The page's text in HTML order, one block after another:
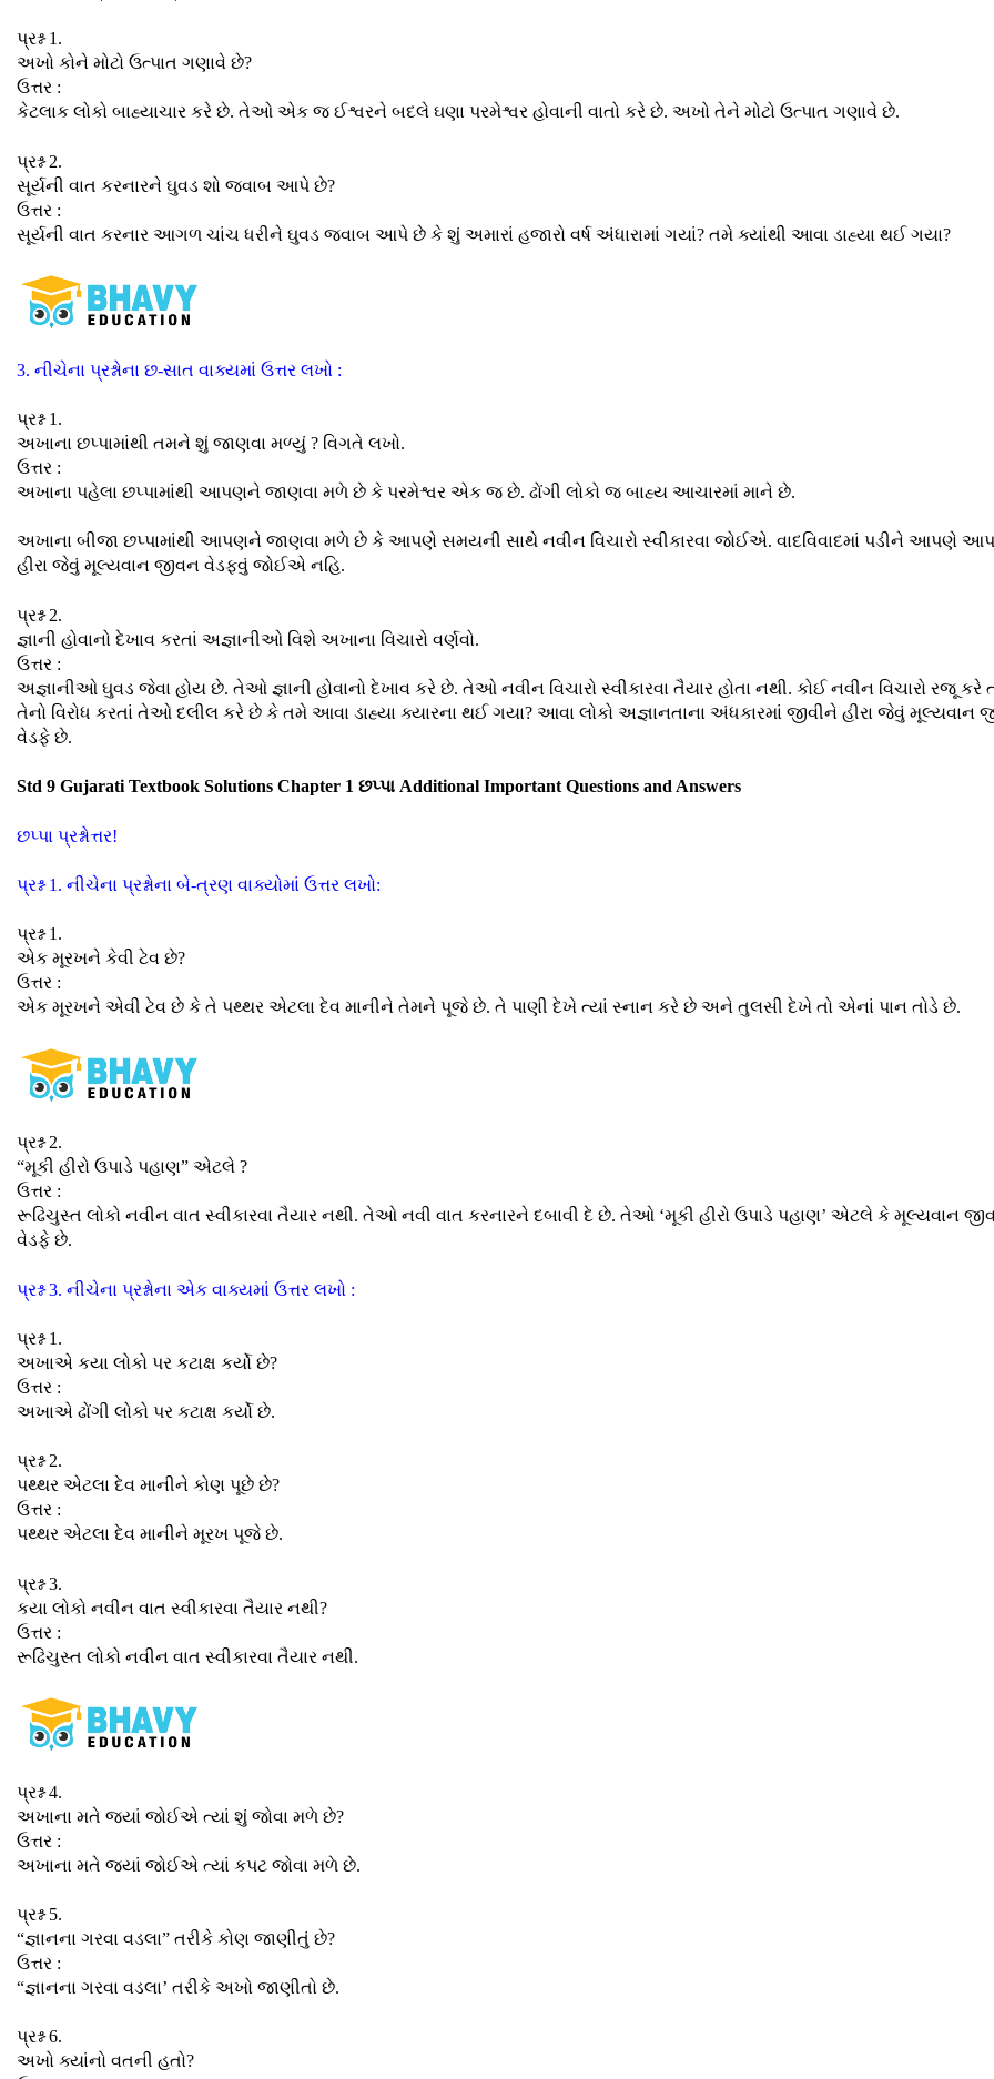
પ્રશ્ન 1.
અખો કોને મોટો ઉત્પાત ગણાવે છે?
ઉત્તર :
કેટલાક લોકો બાહ્યાચાર કરે છે. તેઓ એક જ ઈશ્વરને બદલે ઘણા પરમેશ્વર હોવાની વાતો કરે છે. અખો તેને મોટો ઉત્પાત ગણાવે છે.
પ્રશ્ન 2.
સૂર્યની વાત કરનારને ઘુવડ શો જવાબ આપે છે?
ઉત્તર :
સૂર્યની વાત કરનાર આગળ ચાંચ ધરીને ઘુવડ જવાબ આપે છે કે શું અમારાં હજારો વર્ષ અંધારામાં ગયાં? તમે ક્યાંથી આવા ડાહ્યા થઈ ગયા?
3. નીચેના પ્રશ્નોના છ-સાત વાક્યમાં ઉત્તર લખો :
પ્રશ્ન 1.
અખાના છપ્પામાંથી તમને શું જાણવા મળ્યું ? વિગતે લખો.
ઉત્તર :
અખાના પહેલા છપ્પામાંથી આપણને જાણવા મળે છે કે પરમેશ્વર એક જ છે. ઢોંગી લોકો જ બાહ્ય આચારમાં માને છે.
અખાના બીજા છપ્પામાંથી આપણને જાણવા મળે છે કે આપણે સમયની સાથે નવીન વિચારો સ્વીકારવા જોઈએ. વાદવિવાદમાં પડીને આપણે
હીરા જેવું મૂલ્યવાન જીવન વેડફવું જોઈએ નહિ.
પ્રશ્ન 2.
જ્ઞાની હોવાનો દેખાવ કરતાં અજ્ઞાનીઓ વિશે અખાના વિચારો વર્ણવો.
ઉત્તર :
અજ્ઞાનીઓ ઘુવડ જેવા હોય છે. તેઓ જ્ઞાની હોવાનો દેખાવ કરે છે. તેઓ નવીન વિચારો સ્વીકારવા તૈયાર હોતા નથી. કોઈ નવીન વિચારો રજૂ કરે
તેનો વિરોધ કરતાં તેઓ દલીલ કરે છે કે તમે આવા ડાહ્યા ક્યારના થઈ ગયા? આવા લોકો અજ્ઞાનતાના અંધકારમાં જીવીને હીરા જેવું મૂલ્યવાન
વેડફે છે.
Std 9 Gujarati Textbook Solutions Chapter 1 છપ્પા Additional Important Questions and Answers
છપ્પા પ્રશ્નોત્તર!
પ્રશ્ન 1. નીચેના પ્રશ્નોના બે-ત્રણ વાક્યોમાં ઉત્તર લખો:
પ્રશ્ન 1.
એક મૂરખને કેવી ટેવ છે?
ઉત્તર :
એક મૂરખને એવી ટેવ છે કે તે પથ્થર એટલા દેવ માનીને તેમને પૂજે છે. તે પાણી દેખે ત્યાં સ્નાન કરે છે અને તુલસી દેખે તો એનાં પાન તોડે છે.
પ્રશ્ન 2.
“મૂકી હીરો ઉપાડે પહાણ” એટલે ?
ઉત્તર :
રૂઢિચુસ્ત લોકો નવીન વાત સ્વીકારવા તૈયાર નથી. તેઓ નવી વાત કરનારને દબાવી દે છે. તેઓ ‘મૂકી હીરો ઉપાડે પહાણ’ એટલે કે મૂલ્યવાન
વેડફે છે.
પ્રશ્ન 3. નીચેના પ્રશ્નોના એક વાક્યમાં ઉત્તર લખો :
પ્રશ્ન 1.
અખાએ કયા લોકો પર કટાક્ષ કર્યો છે?
ઉત્તર :
અખાએ ઢોંગી લોકો પર કટાક્ષ કર્યો છે.
પ્રશ્ન 2.
પથ્થર એટલા દેવ માનીને કોણ પૂછે છે?
ઉત્તર :
પથ્થર એટલા દેવ માનીને મૂરખ પૂજે છે.
પ્રશ્ન 3.
કયા લોકો નવીન વાત સ્વીકારવા તૈયાર નથી?
ઉત્તર :
રૂઢિચુસ્ત લોકો નવીન વાત સ્વીકારવા તૈયાર નથી.
પ્રશ્ન 4.
અખાના મતે જ્યાં જોઈએ ત્યાં શું જોવા મળે છે?
ઉત્તર :
અખાના મતે જ્યાં જોઈએ ત્યાં કપટ જોવા મળે છે.
પ્રશ્ન 5.
“જ્ઞાનના ગરવા વડલા” તરીકે કોણ જાણીતું છે?
ઉત્તર :
“જ્ઞાનના ગરવા વડલા’ તરીકે અખો જાણીતો છે.
પ્રશ્ન 6.
અખો ક્યાંનો વતની હતો?